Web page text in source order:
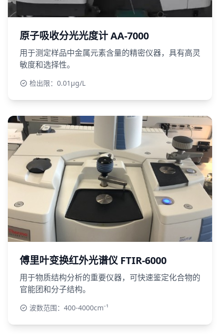
原子吸收分光光度计 AA-7000
用于测定样品中金属元素含量的精密仪器，具有高灵
敏度和选择性。
检出限：0.01μg/L
傅里叶变换红外光谱仪 FTIR-6000
用于物质结构分析的重要仪器，可快速鉴定化合物的
官能团和分子结构。
波数范围：400-4000cm⁻¹